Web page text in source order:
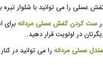
عسلی را می توانید با شلوار
ست کردن کفش عسلی مردانهبرای
در اولویت قرار دهید.
عسلی مردانهرا می توانید در